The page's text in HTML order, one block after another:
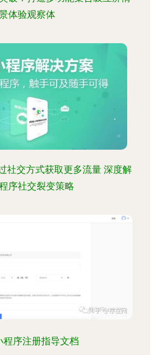
体验观察体
社交方式获取更多流量 深度解
序社交裂变策略
程序注册指导文档